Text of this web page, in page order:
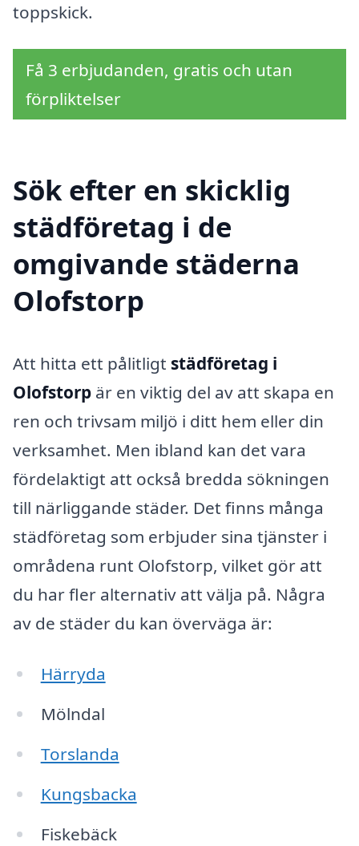
toppskick.
Få 3 erbjudanden, gratis och utan
förpliktelser
Sök efter en skicklig
städföretag i de
omgivande städerna
Olofstorp
Att hitta ett pålitligt städföretag i
Olofstorp är en viktig del av att skapa en
ren och trivsam miljö i ditt hem eller din
verksamhet. Men ibland kan det vara
fördelaktigt att också bredda sökningen
till närliggande städer. Det finns många
städföretag som erbjuder sina tjänster i
områdena runt Olofstorp, vilket gör att
du har fler alternativ att välja på. Några
av de städer du kan överväga är:
Härryda
Mölndal
Torslanda
Kungsbacka
Fiskebäck